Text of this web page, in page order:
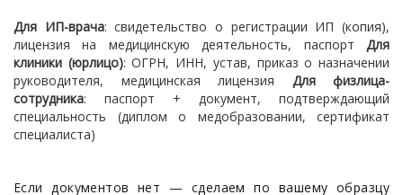
Для ИП-врача: свидетельство о регистрации ИП (копия),
лицензия на медицинскую деятельность, паспорт
Для
клиники (юрлицо): ОГРН, ИНН, устав, приказ о назначении
руководителя, медицинская лицензия
Для физлица-
сотрудника: паспорт + документ, подтверждающий
специальность (диплом о медобразовании, сертификат
специалиста)
Если документов нет — сделаем по вашему образцу